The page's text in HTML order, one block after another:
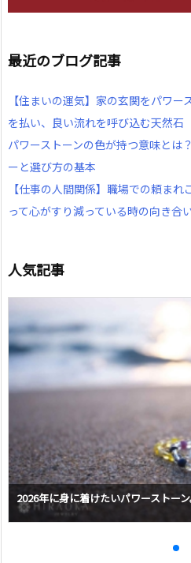
最近のブログ記事
【住まいの運気】家の玄関をパワ
を払い、良い流れを呼び込む天然石
パワーストーンの色が持つ意味とは
ーと選び方の基本
【仕事の人間関係】職場での頼ま
って心がすり減っている時の向き合
人気記事
2026年に身に着けたいパワーストー